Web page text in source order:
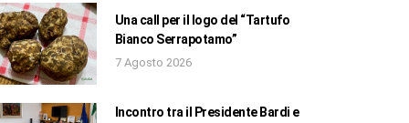
Una call per il logo del “Tartufo
Bianco Serrapotamo”
7 Agosto 2026
Incontro tra il Presidente Bardi e